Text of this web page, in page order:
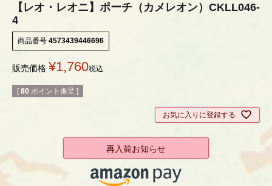
【レオ・レオニ】ポーチ（カメレオン）CKLL046-
4
商品番号 4573439446696
販売価格 ¥1,760税込
[ 80 ポイント進呈 ]
お気に入りに登録する
再入荷お知らせ